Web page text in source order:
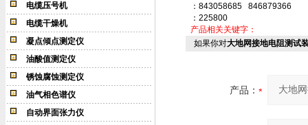
电缆压号机
电缆干燥机
凝点倾点测定仪
油酸值测定仪
锈蚀腐蚀测定仪
油气相色谱仪
自动界面张力仪
：843058685 846879366
：225800
产品相关关键字：
如果你对大地网接地电阻测试
产品：